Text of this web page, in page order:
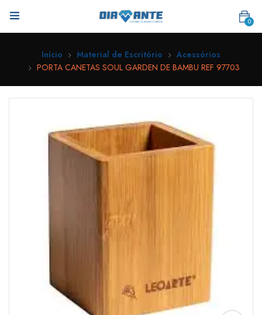
0
Início Material de Escritório
Acessórios
PORTA CANETAS SOUL GARDEN DE BAMBU REF 97703